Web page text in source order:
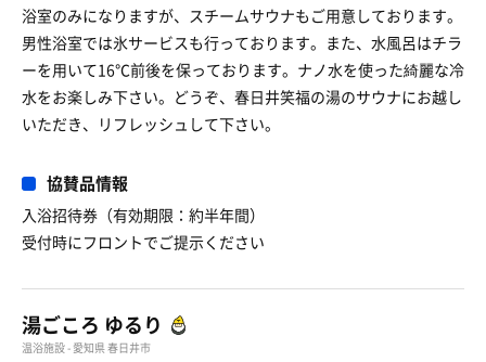
浴室のみになりますが、スチームサウナもご用意しております。
男性浴室では氷サービスも行っております。また、水風呂はチラ
ーを用いて16℃前後を保っております。ナノ水を使った綺麗な冷
水をお楽しみ下さい。どうぞ、春日井笑福の湯のサウナにお越し
いただき、リフレッシュして下さい。
協賛品情報
入浴招待券（有効期限：約半年間）
受付時にフロントでご提示ください
湯ごころ ゆるり
温浴施設 - 愛知県 春日井市